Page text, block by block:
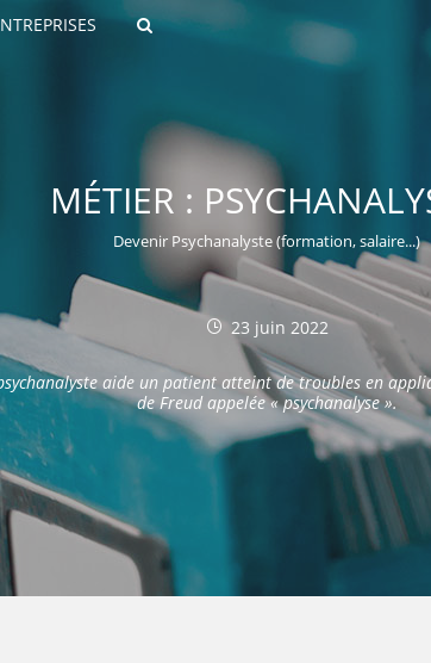
NUMÉRIQUES
MÉTIER :
Devenir Psychanalyste (formation, salaire...)
23 juin 2022
aide un patient atteint de troubles en
de Freud appelée « psychanalyse ».